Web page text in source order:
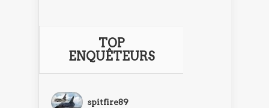
TOP
ENQUÊTEURS
spitfire89